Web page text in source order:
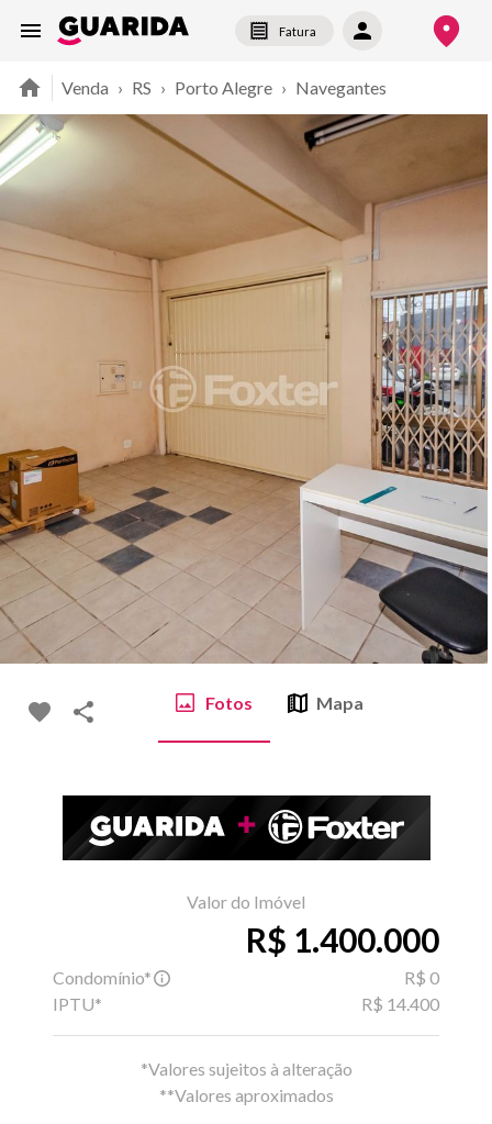
Fatura
Venda › RS › Porto Alegre › Navegantes
Fotos Mapa
Valor do Imóvel
R$ 1.400.000
Condomínio*
R$ 0
IPTU*
R$ 14.400
*Valores sujeitos à alteração
**Valores aproximados